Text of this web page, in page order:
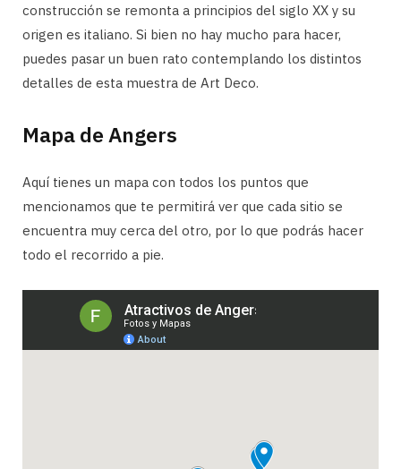
construcción se remonta a principios del siglo XX y su
origen es italiano. Si bien no hay mucho para hacer,
puedes pasar un buen rato contemplando los distintos
detalles de esta muestra de Art Deco.
Mapa de Angers
Aquí tienes un mapa con todos los puntos que
mencionamos que te permitirá ver que cada sitio se
encuentra muy cerca del otro, por lo que podrás hacer
todo el recorrido a pie.